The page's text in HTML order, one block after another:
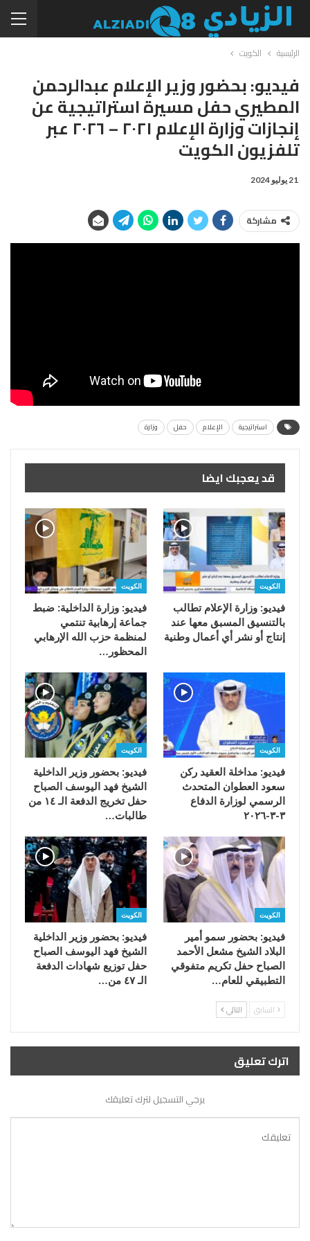
الرئيسية الكويت
فيديو: بحضور وزير الإعلام عبدالرحمن
المطيري حفل مسيرة استراتيجية عن
إنجازات وزارة الإعلام ٢٠٢١ – ٢٠٢٦ عبر
تلفزيون الكويت
21 يوليو 2024
مشاركة
استراتيجية الإعلام حفل وزارة
قد يعجبك ايضا
الكويت
فيديو: وزارة الإعلام تطالب
بالتنسيق المسبق معها عند
إنتاج أو نشر أي أعمال وطنية
الكويت
فيديو: وزارة الداخلية: ضبط
جماعة إرهابية تنتمي
لمنظمة حزب الله الإرهابي
المحظور…
الكويت
فيديو: مداخلة العقيد ركن
سعود العطوان المتحدث
الرسمي لوزارة الدفاع
٣-٣-٢٠٢٦
الكويت
فيديو: بحضور وزير الداخلية
الشيخ فهد اليوسف الصباح
حفل تخريج الدفعة الـ ١٤ من
طالبات…
الكويت
فيديو: بحضور سمو أمير
البلاد الشيخ مشعل الأحمد
الصباح حفل تكريم متفوقي
التطبيقي للعام…
الكويت
فيديو: بحضور وزير الداخلية
الشيخ فهد اليوسف الصباح
حفل توزيع شهادات الدفعة
الـ ٤٧ من…
السابق التالي
اترك تعليق
يرجي التسجيل لترك تعليقك